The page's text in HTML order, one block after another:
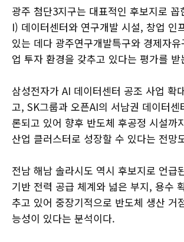
광주 첨단3지구는 대표적인 후보지로
I) 데이터센터와 연구개발 시설, 창업 인
있는 데다 광주연구개발특구와 경제자
업 투자 환경을 갖추고 있다는 평가를 받
삼성전자가 AI 데이터센터 공조 사업 확
고, SK그룹과 오픈AI의 서남권 데이터센
론되고 있어 향후 반도체 후공정 시설까
산업 클러스터로 성장할 수 있다는 전망
전남 해남 솔라시도 역시 후보지로 언급
기반 전력 공급 체계와 넓은 부지, 용수
추고 있어 중장기적으로 반도체 생산 거
능성이 있다는 분석이다.